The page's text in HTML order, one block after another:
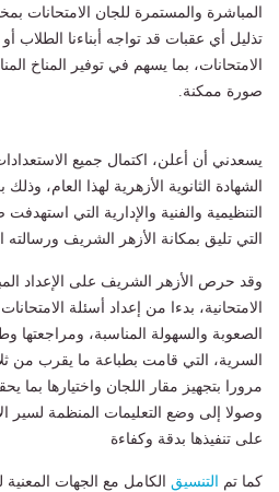
المباشرة والمستمرة للجان الامتحانات
تذليل أي عقبات قد تواجه أبناءنا الطلاب
الامتحانات، بما يسهم في توفير المناخ
صورة ممكنة.
يسعدني أن أعلن، اكتمال جميع
الشهادة الثانوية الأزهرية لهذا العام،
التنظيمية والفنية والإدارية التي
التي تليق بمكانة الأزهر الشريف ورسالته
وقد حرص الأزهر الشريف على الإعداد
الامتحانية، بدءا من إعداد أسئلة
الصعوبة والسهولة المناسبة، ومراجعتها
السرية، التي قامت بطباعة ما يقرب من
مرورا بتجهيز مقار اللجان واختيارها بما
وصولا إلى وضع التعليمات المنظمة لسير
على تنفيذها بدقة وكفاءة
كما تم التنسيق الكامل مع الجهات المعنية